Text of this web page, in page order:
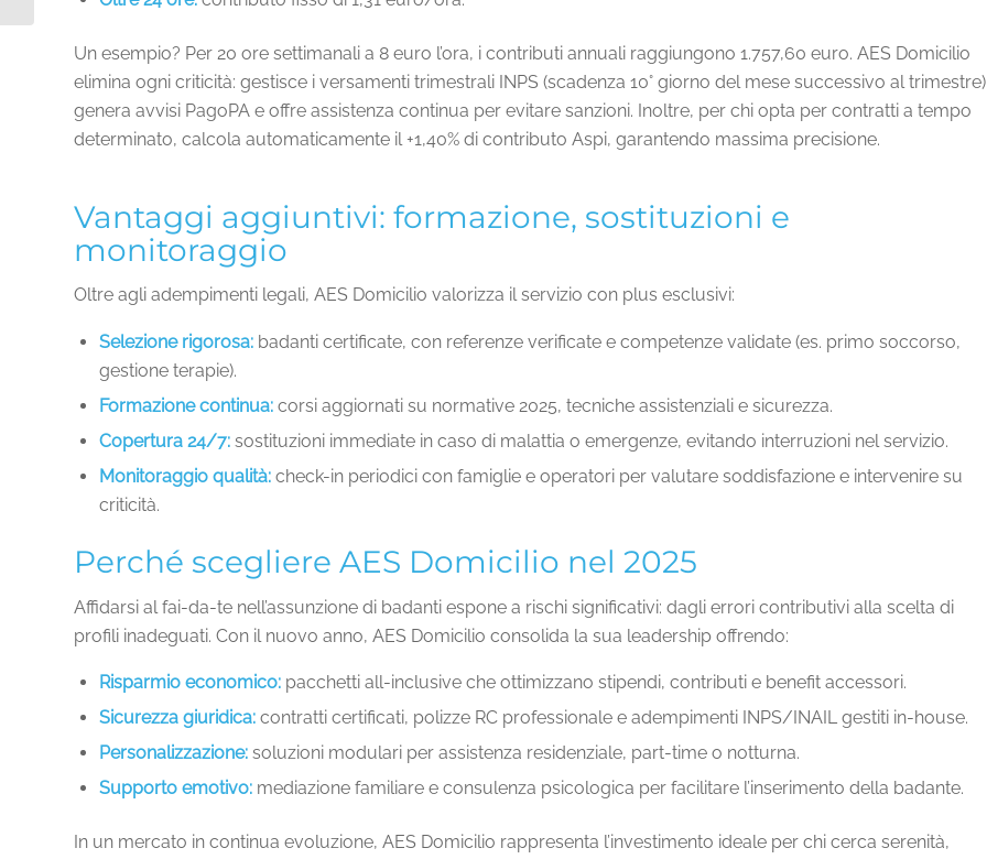
Un esempio? Per 20 ore settimanali a 8 euro l’ora, i contributi annuali raggiungono 1.757,60 euro. AES Domicilio
elimina ogni criticità: gestisce i versamenti trimestrali INPS (scadenza 10° giorno del mese successivo al
genera avvisi PagoPA e offre assistenza continua per evitare sanzioni. Inoltre, per chi opta per contratti a tempo
determinato, calcola automaticamente il +1,40% di contributo Aspi, garantendo massima precisione.
Vantaggi aggiuntivi: formazione, sostituzioni e
monitoraggio
Oltre agli adempimenti legali, AES Domicilio valorizza il servizio con plus esclusivi:
Selezione rigorosa: badanti certificate, con referenze verificate e competenze validate (es. primo soccorso,
gestione terapie).
Formazione continua: corsi aggiornati su normative 2025, tecniche assistenziali e sicurezza.
Copertura 24/7: sostituzioni immediate in caso di malattia o emergenze, evitando interruzioni nel servizio.
Monitoraggio qualità: check-in periodici con famiglie e operatori per valutare soddisfazione e intervenire su
criticità.
Perché scegliere AES Domicilio nel 2025
Affidarsi al fai-da-te nell’assunzione di badanti espone a rischi significativi: dagli errori contributivi alla scelta di
profili inadeguati. Con il nuovo anno, AES Domicilio consolida la sua leadership offrendo:
Risparmio economico: pacchetti all-inclusive che ottimizzano stipendi, contributi e benefit accessori.
Sicurezza giuridica: contratti certificati, polizze RC professionale e adempimenti INPS/INAIL gestiti in-house.
Personalizzazione: soluzioni modulari per assistenza residenziale, part-time o notturna.
Supporto emotivo: mediazione familiare e consulenza psicologica per facilitare l’inserimento della badante.
In un mercato in continua evoluzione, AES Domicilio rappresenta l’investimento ideale per chi cerca serenità,